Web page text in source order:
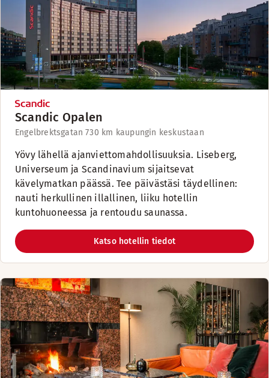
Scandic Opalen
Engelbrektsgatan 730 km kaupungin keskustaan
Yövy lähellä ajanviettomahdollisuuksia. Liseberg,
Universeum ja Scandinavium sijaitsevat
kävelymatkan päässä. Tee päivästäsi täydellinen:
nauti herkullinen illallinen, liiku hotellin
kuntohuoneessa ja rentoudu saunassa.
Katso hotellin tiedot